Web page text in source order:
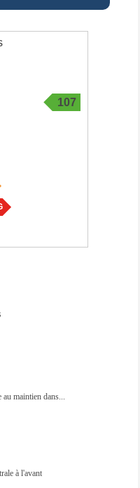
aide au maintien dans...
à l'avant
107